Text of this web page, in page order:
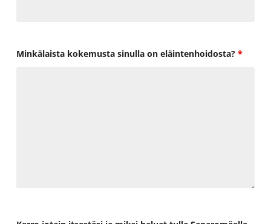
Minkälaista kokemusta sinulla on eläintenhoidosta? *